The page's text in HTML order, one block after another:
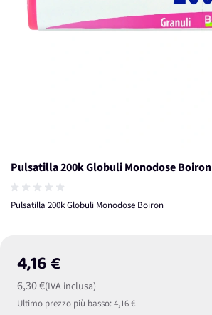
Pulsatilla 200k Globuli Monodose Boiron
Pulsatilla 200k Globuli Monodose Boiron
4,16 €
6,30 €(IVA inclusa)
Ultimo prezzo più basso:4,16 €